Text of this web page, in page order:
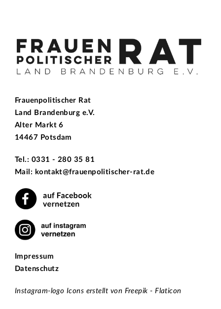
Frauenpolitischer Rat
Land Brandenburg e.V.
Alter Markt 6
14467 Potsdam
Tel.: 0331 - 280 35 81
Mail: kontakt@frauenpolitischer-rat.de
Impressum
Datenschutz
Instagram-logo Icons erstellt von Freepik - Flaticon